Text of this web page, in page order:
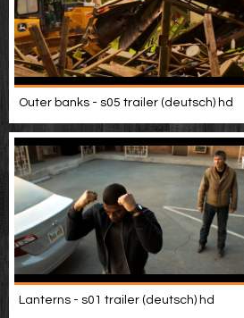
Outer banks - s05 trailer (deutsch) hd
Lanterns - s01 trailer (deutsch) hd